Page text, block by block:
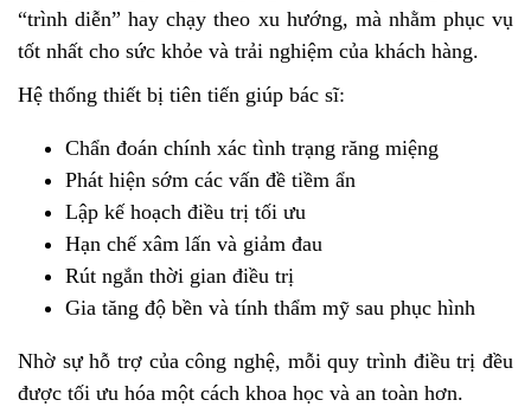
“trình diễn” hay chạy theo xu hướng, mà nhằm phục vụ
tốt nhất cho sức khỏe và trải nghiệm của khách hàng.
Hệ thống thiết bị tiên tiến giúp bác sĩ:
Chẩn đoán chính xác tình trạng răng miệng
Phát hiện sớm các vấn đề tiềm ẩn
Lập kế hoạch điều trị tối ưu
Hạn chế xâm lấn và giảm đau
Rút ngắn thời gian điều trị
Gia tăng độ bền và tính thẩm mỹ sau phục hình
Nhờ sự hỗ trợ của công nghệ, mỗi quy trình điều trị đều
được tối ưu hóa một cách khoa học và an toàn hơn.